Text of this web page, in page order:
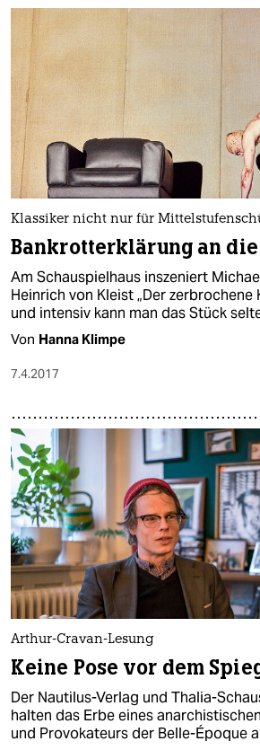
Klassiker nicht nur für
Bankrotterklärung an
Am Schauspielhaus inszeniert
Heinrich von Kleist „Der zerbrochene
und intensiv kann man das Stück
Von Hanna Klimpe
7.4.2017
Arthur-Cravan-Lesung
Keine Pose vor dem
Der Nautilus-Verlag und Thalia-
halten das Erbe eines
und Provokateurs der Belle-Époque